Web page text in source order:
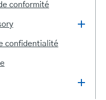
conformité
confidentialité